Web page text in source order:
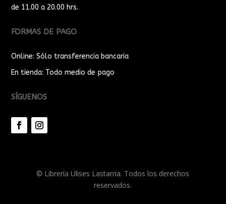
de 11.00 a 20.00 hrs.
FORMAS DE PAGO
Online: Sólo transferencia bancaria
En tienda: Todo medio de pago
SÍGUENOS
© Librería Ulises Lastarria. Todos los derechos
reservados.